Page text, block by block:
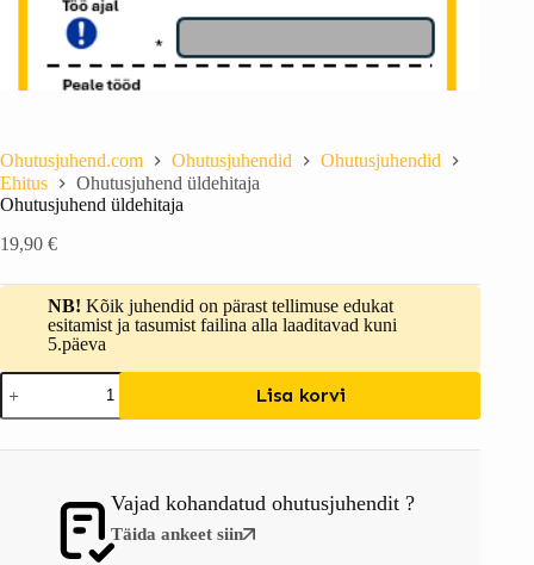
Ohutusjuhend.com Ohutusjuhendid
Ohutusjuhendid
Ehitus
Ohutusjuhend üldehitaja
Ohutusjuhend üldehitaja
19,90 €
NB! Kõik juhendid on pärast tellimuse edukat
esitamist ja tasumist failina alla laaditavad kuni
5.päeva
Lisa korvi
Vajad kohandatud ohutusjuhendit ?
Täida ankeet siin